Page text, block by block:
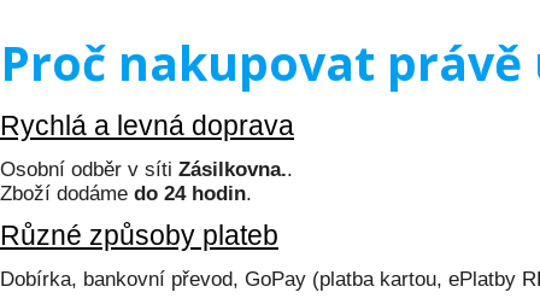
Proč nakupovat právě
Rychlá a levná doprava
Osobní odběr v síti Zásilkovna..
Zboží dodáme do 24 hodin.
Různé způsoby plateb
Dobírka, bankovní převod, GoPay (platba kartou, ePlatby